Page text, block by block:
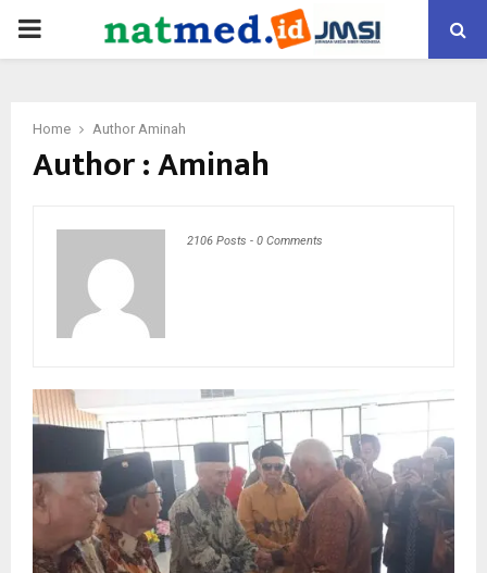
PRIMARY
Home Author Aminah
Author :Aminah
2106 Posts - 0 Comments